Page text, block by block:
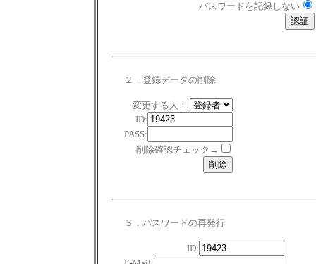
パスワードを記録しない
２．登録データの削除
変更する人：
ID:
PASS:
削除確認チェック→
３．パスワードの再発行
ID: